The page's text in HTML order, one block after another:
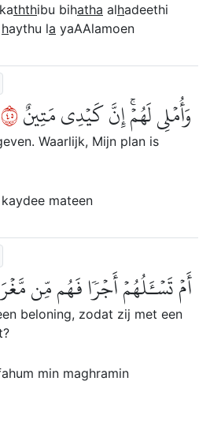
ththibu bihatha alhadeethi
haythu la yaAAlamoen
وَأُمۡلِي لَهُمۡۚ إِنَّ كَيۡدِي مَتِينٌ٥٤
Waarlijk, Mijn plan is
mateen
أَمۡ تَسۡـَٔلُهُمۡ أَجۡرٗا فَهُم مِّن
beloning, zodat zij met een
min maghramin